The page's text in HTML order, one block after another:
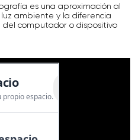
es una aproximación al
ambiente y la diferencia
computador o dispositivo